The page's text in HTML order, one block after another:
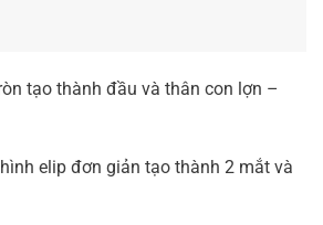
tạo thành đầu và thân con lợn –
elip đơn giản tạo thành 2 mắt và